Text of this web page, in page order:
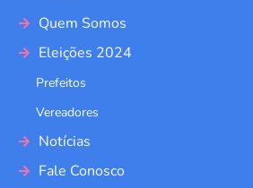
Quem Somos
Eleições 2024
Prefeitos
Vereadores
Notícias
Fale Conosco